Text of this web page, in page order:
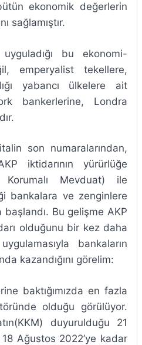
ekonomik değerlerin
sağlamıştır.
uyguladığı bu ekonomi-
emperyalist tekellere,
yabancı ülkelere ait
bankerlerine, Londra
son numaralarından,
iktidarının yürürlüğe
Mevduat) ile
bankalara ve zenginlere
Bu gelişme AKP
olduğunu bir kez daha
bankaların
kazandığını görelim:
baktığımızda en fazla
olduğu görülüyor.
duyurulduğu 21
Ağustos 2022’ye kadar